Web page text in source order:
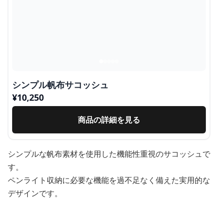
シンプル帆布サコッシュ
¥10,250
商品の詳細を見る
シンプルな帆布素材を使用した機能性重視のサコッシュで
す。
ペンライト収納に必要な機能を過不足なく備えた実用的な
デザインです。